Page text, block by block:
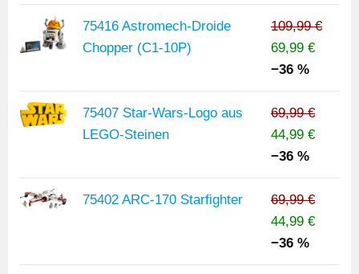
75416 Astromech-Droide
Chopper (C1-10P)
109,99 €
69,99 €
−36 %
75407 Star-Wars-Logo aus
LEGO-Steinen
69,99 €
44,99 €
−36 %
75402 ARC-170 Starfighter
69,99 €
44,99 €
−36 %